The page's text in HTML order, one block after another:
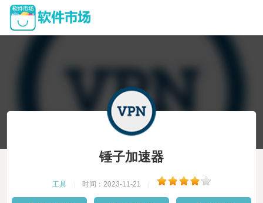
锤子加速器
工具 时间：2023-11-21